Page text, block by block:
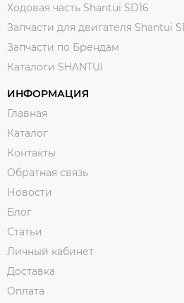
Ходовая часть Shantui SD16
Запчасти для двигателя Shantui
Запчасти по Брендам
Каталоги SHANTUI
ИНФОРМАЦИЯ
Главная
Каталог
Контакты
Обратная связь
Новости
Блог
Статьи
Личный кабинет
Доставка
Оплата